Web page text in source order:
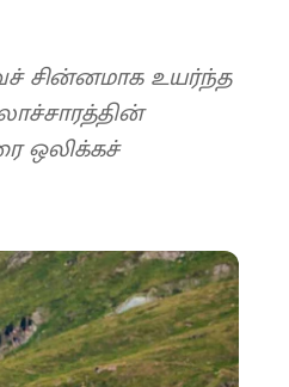
சின்னமாக உயர்ந்த
ஒலிக்கச்